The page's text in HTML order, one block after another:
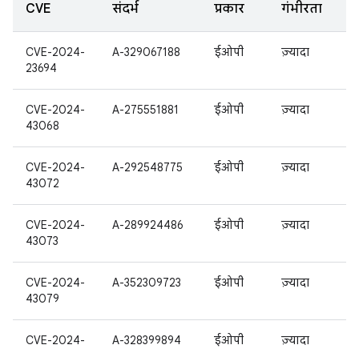
CVE संदर्भ प्रकार गंभीरता
CVE-2024-
23694
A-329067188 ईओपी ज़्यादा
CVE-2024-
43068
A-275551881 ईओपी ज़्यादा
CVE-2024-
43072
A-292548775 ईओपी ज़्यादा
CVE-2024-
43073
A-289924486 ईओपी ज़्यादा
CVE-2024-
43079
A-352309723 ईओपी ज़्यादा
CVE-2024- A-328399894 ईओपी ज़्यादा